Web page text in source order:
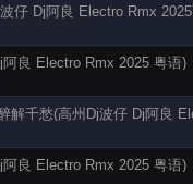
仔 Dj阿良 Electro Rmx
良 Electro Rmx 2025 粤语)
解千愁(高州Dj波仔 Dj阿良
良 Electro Rmx 2025 粤语)